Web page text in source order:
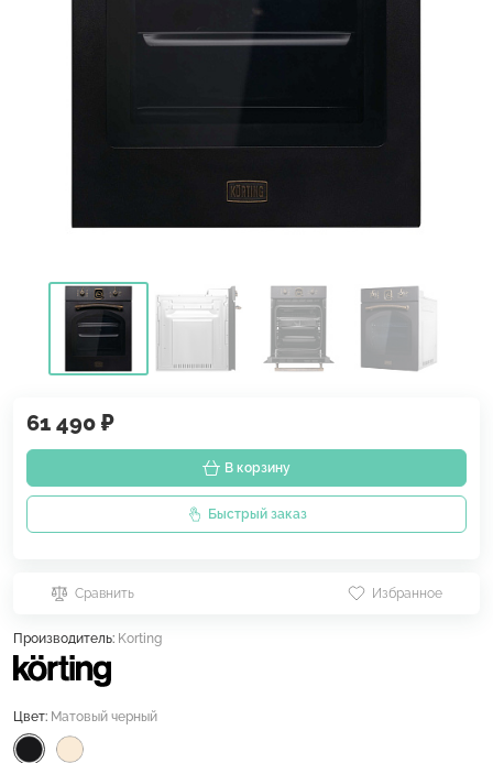
61 490 ₽
В корзину
Быстрый заказ
Сравнить Избранное
Производитель: Korting
Цвет: Матовый черный